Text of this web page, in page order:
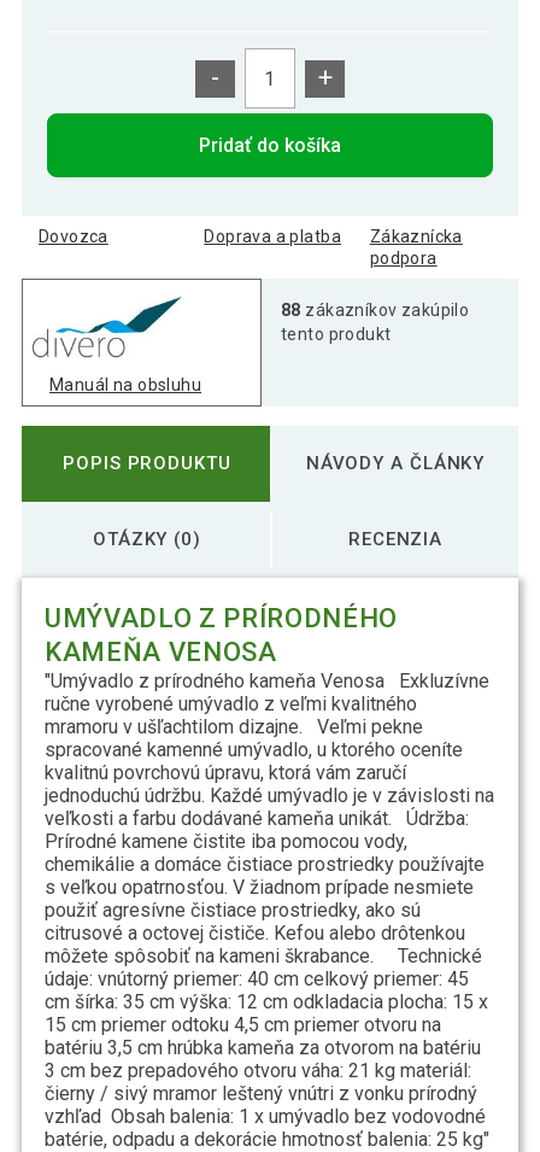
- +
Pridať do košíka
Dovozca Doprava a platba
Zákaznícka
podpora
Manuál na obsluhu
88 zákazníkov zakúpilo
tento produkt
POPIS PRODUKTU NÁVODY A ČLÁNKY
OTÁZKY (0) RECENZIA
UMÝVADLO Z PRÍRODNÉHO
KAMEŇA VENOSA
"Umývadlo z prírodného kameňa Venosa Exkluzívne
ručne vyrobené umývadlo z veľmi kvalitného
mramoru v ušľachtilom dizajne. Veľmi pekne
spracované kamenné umývadlo, u ktorého oceníte
kvalitnú povrchovú úpravu, ktorá vám zaručí
jednoduchú údržbu. Každé umývadlo je v závislosti na
veľkosti a farbu dodávané kameňa unikát. Údržba:
Prírodné kamene čistite iba pomocou vody,
chemikálie a domáce čistiace prostriedky používajte
s veľkou opatrnosťou. V žiadnom prípade nesmiete
použiť agresívne čistiace prostriedky, ako sú
citrusové a octovej čističe. Kefou alebo drôtenkou
môžete spôsobiť na kameni škrabance. Technické
údaje: vnútorný priemer: 40 cm celkový priemer: 45
cm šírka: 35 cm výška: 12 cm odkladacia plocha: 15 x
15 cm priemer odtoku 4,5 cm priemer otvoru na
batériu 3,5 cm hrúbka kameňa za otvorom na batériu
3 cm bez prepadového otvoru váha: 21 kg materiál:
čierny / sivý mramor leštený vnútri z vonku prírodný
vzhľad Obsah balenia: 1 x umývadlo bez vodovodné
batérie, odpadu a dekorácie hmotnosť balenia: 25 kg"